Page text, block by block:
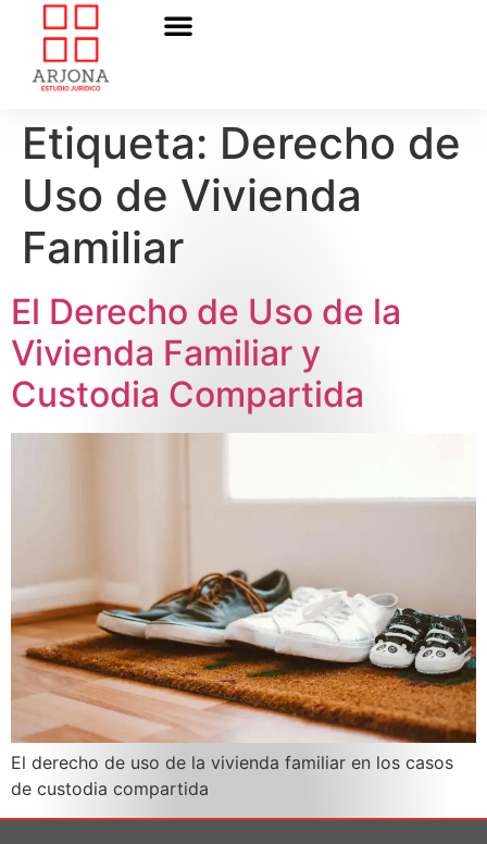
Etiqueta: Derecho de
Uso de Vivienda
Familiar
El Derecho de Uso de la
Vivienda Familiar y
Custodia Compartida
El derecho de uso de la vivienda familiar en los casos
de custodia compartida